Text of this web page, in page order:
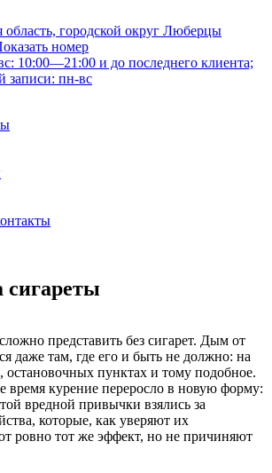
область, городской округ Люберцы
номер
10:00—21:00 и до последнего клиента;
записи: пн-вс
сигареты
представить без сигарет. Дым от
даже там, где его и быть не должно: на
остановочных пунктах и тому подобное.
время курение переросло в новую форму:
вредной привычки взялись за
которые, как уверяют их
ровно тот же эффект, но не причиняют